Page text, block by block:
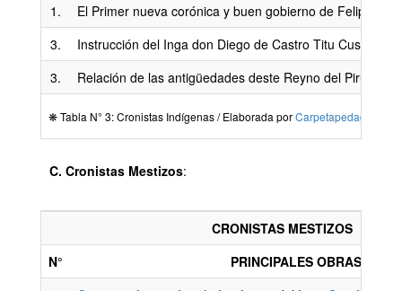
1.
El Primer nueva corónica y buen gobierno de Felipe
3.
Instrucción del Inga don Diego de Castro Titu Cussi
3.
Relación de las antigüedades deste Reyno del Piru de
❋ Tabla N° 3: Cronistas Indígenas / Elaborada por
C. Cronistas Mestizos:
CRONISTAS MESTIZOS
N°
PRINCIPALES OBRAS